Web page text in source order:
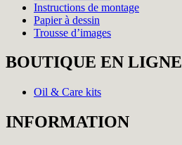
Instructions de montage
Papier à dessin
Trousse d’images
BOUTIQUE EN LIGNE
Oil & Care kits
INFORMATION